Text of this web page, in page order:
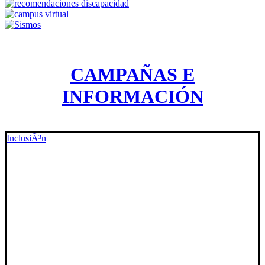
CAMPAÑAS E
INFORMACIÓN
InclusiÃ³n